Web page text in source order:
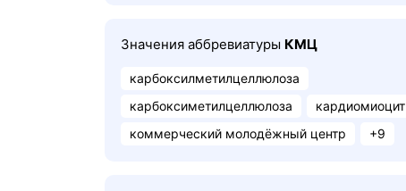
Значения аббревиатуры КМЦ
карбоксилметилцеллюлоза
карбоксиметилцеллюлоза
кардиомиоцит
коммерческий молодёжный центр
+9